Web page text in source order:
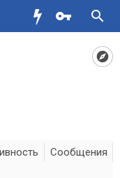
Сообщения